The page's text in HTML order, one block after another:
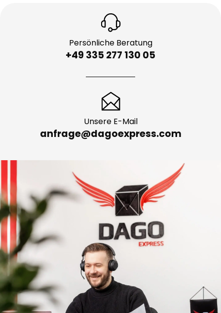
Persönliche Beratung
+49 335 277 130 05
Unsere E-Mail
anfrage@dagoexpress.com